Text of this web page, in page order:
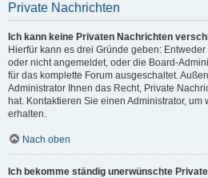
Private Nachrichten
Ich kann keine Privaten Nachrichten
Hierfür kann es drei Gründe geben:
oder nicht angemeldet, oder die Board-
für das komplette Forum ausgeschaltet.
Administrator Ihnen das Recht, Private
hat. Kontaktieren Sie einen Administrator, um
erhalten.
Nach oben
Ich bekomme ständig unerwünschte